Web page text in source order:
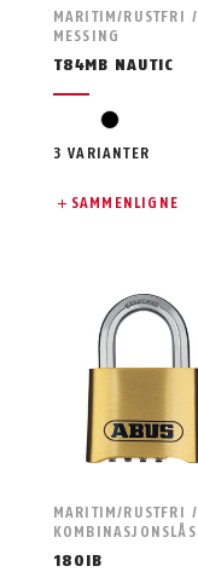
MARITIM/RUSTFRI /
MESSING
T84MB NAUTIC
svart
3 VARIANTER
SAMMENLIGNE
MARITIM/RUSTFRI /
KOMBINASJONSLÅS
180IB